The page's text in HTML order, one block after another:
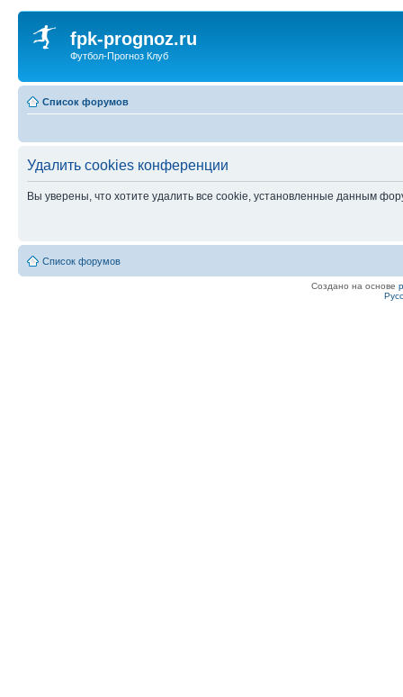
fpk-prognoz.ru
Футбол-Прогноз Клуб
Список форумов
Удалить cookies конференции
Вы уверены, что хотите удалить все cookie, установленные данным
Список форумов
Создано на основе